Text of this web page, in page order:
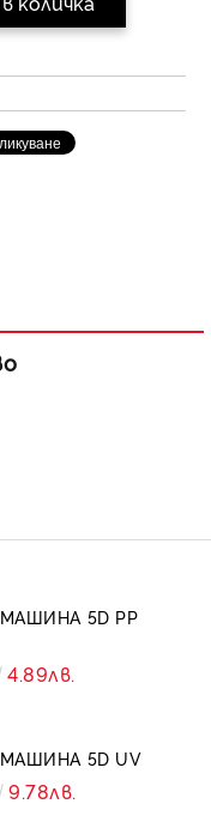
5D PP
4.89лв.
5D UV
9.78лв.